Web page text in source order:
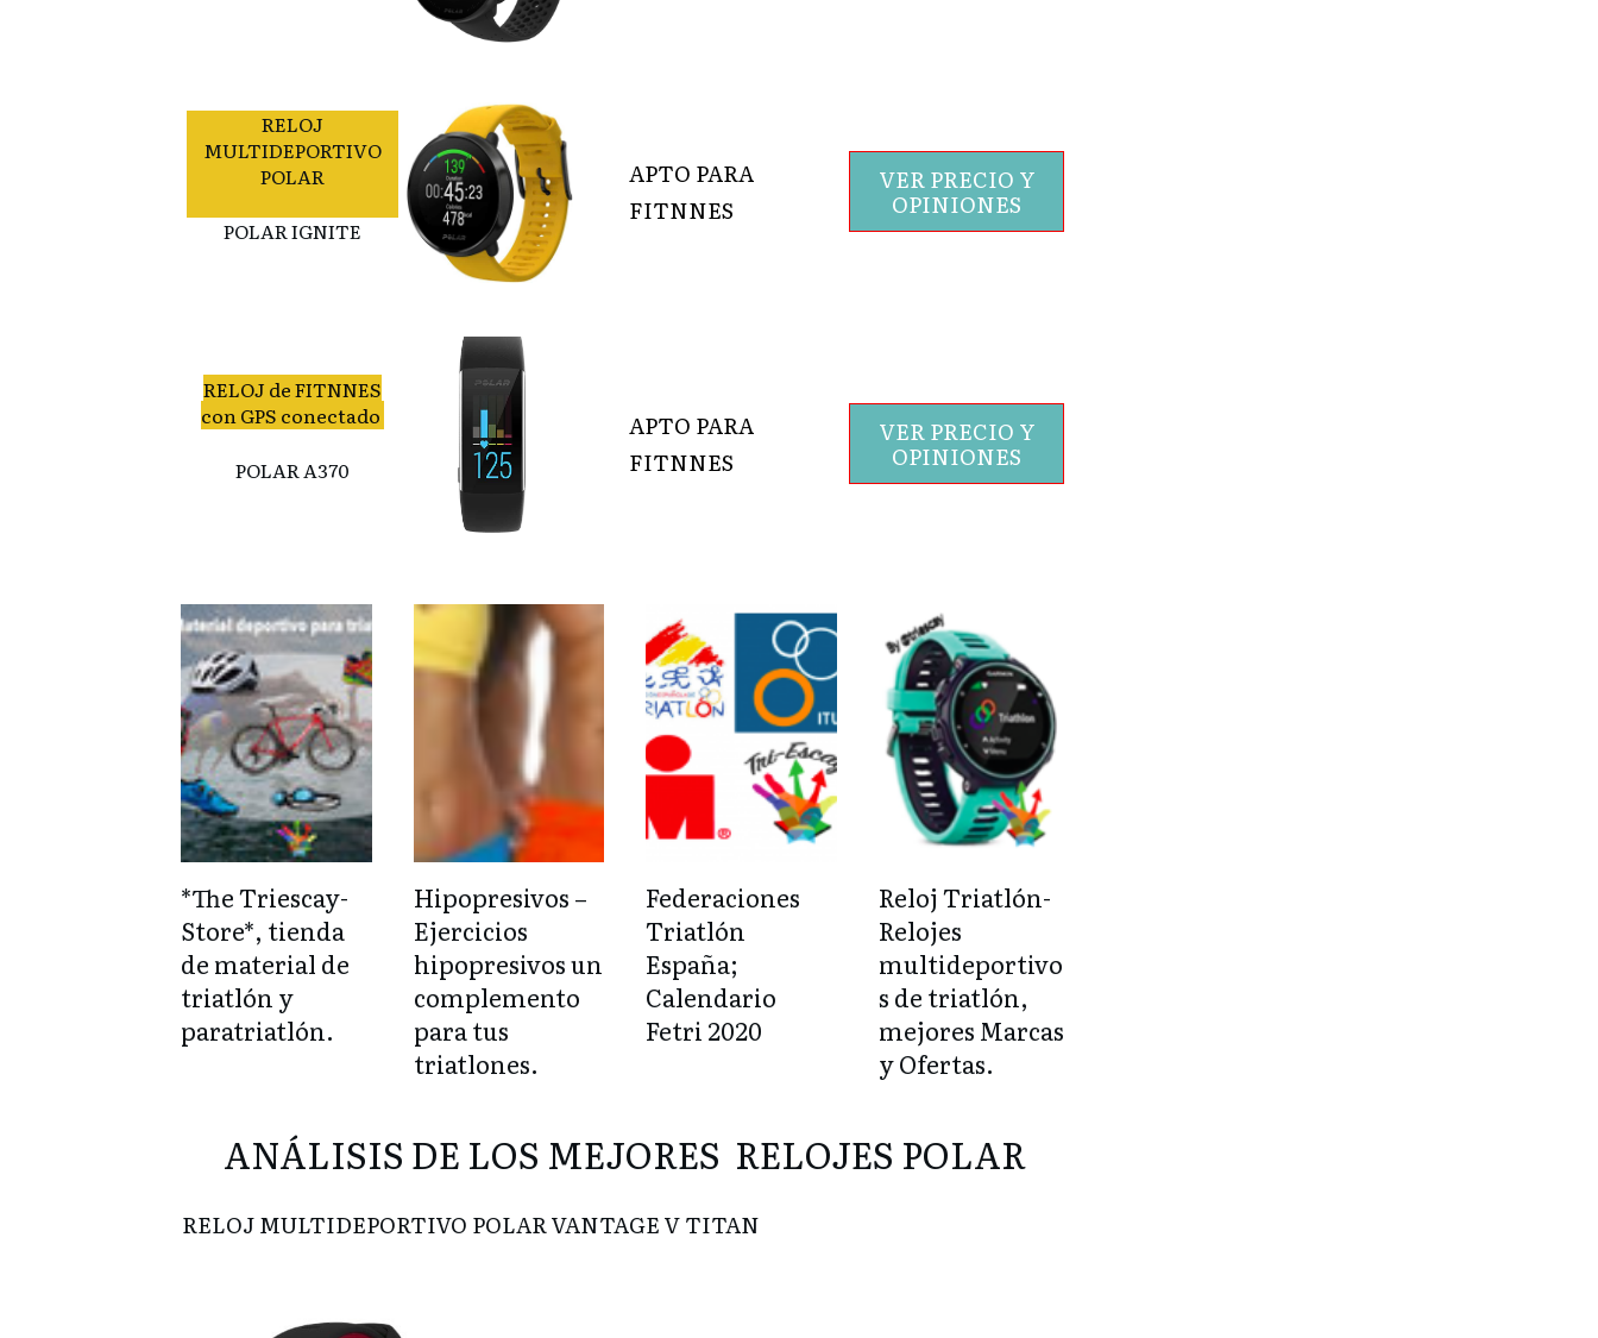
RELOJ
MULTIDEPORTIVO
POLAR
POLAR IGNITE
APTO PARA
FITNNES
VER PRECIO Y
OPINIONES
RELOJ de FITNNES
con GPS conectado
POLAR A370
APTO PARA
FITNNES
VER PRECIO Y
OPINIONES
*The Triescay-
Store*, tienda
de material de
triatlón y
paratriatlón.
Hipopresivos –
Ejercicios
hipopresivos un
complemento
para tus
triatlones.
Federaciones
Triatlón
España;
Calendario
Fetri 2020
Reloj Triatlón-
Relojes
multideportivo
s de triatlón,
mejores Marcas
y Ofertas.
ANÁLISIS DE LOS MEJORES RELOJES POLAR
RELOJ MULTIDEPORTIVO POLAR VANTAGE V TITAN